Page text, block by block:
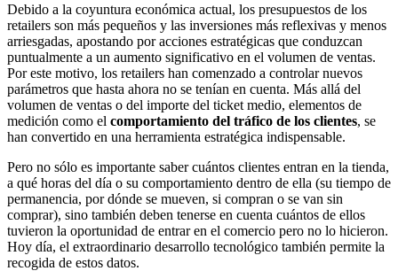
Debido a la coyuntura económica actual, los presupuestos de los
retailers son más pequeños y las inversiones más reflexivas y menos
arriesgadas, apostando por acciones estratégicas que conduzcan
puntualmente a un aumento significativo en el volumen de ventas.
Por este motivo, los retailers han comenzado a controlar nuevos
parámetros que hasta ahora no se tenían en cuenta. Más allá del
volumen de ventas o del importe del ticket medio, elementos de
medición como el comportamiento del tráfico de los clientes, se
han convertido en una herramienta estratégica indispensable.
Pero no sólo es importante saber cuántos clientes entran en la tienda,
a qué horas del día o su comportamiento dentro de ella (su tiempo de
permanencia, por dónde se mueven, si compran o se van sin
comprar), sino también deben tenerse en cuenta cuántos de ellos
tuvieron la oportunidad de entrar en el comercio pero no lo hicieron.
Hoy día, el extraordinario desarrollo tecnológico también permite la
recogida de estos datos.